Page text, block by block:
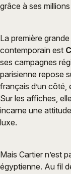
grâce à ses millions
La première
contemporain est
ses campagnes
parisienne repose
français d’un côté,
Sur les affiches,
incarne une
luxe.
Mais Cartier n’est
égyptienne. Au fil